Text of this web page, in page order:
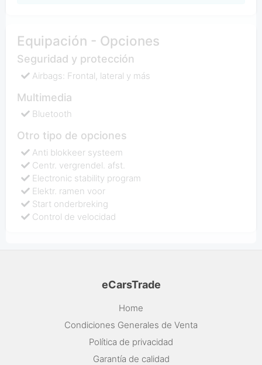
Equipación - Opciones
Seguridad y protección
Airbags: Frontal, lateral y más
Multimedia
Bluetooth
Otro tipo de opciones
Anti blokkeer systeem
Centr. vergrendel. afst.
Electronic stability program
Elektr. ramen voor
Start onderbreking
Control de velocidad
eCarsTrade
Home
Condiciones Generales de Venta
Política de privacidad
Garantía de calidad